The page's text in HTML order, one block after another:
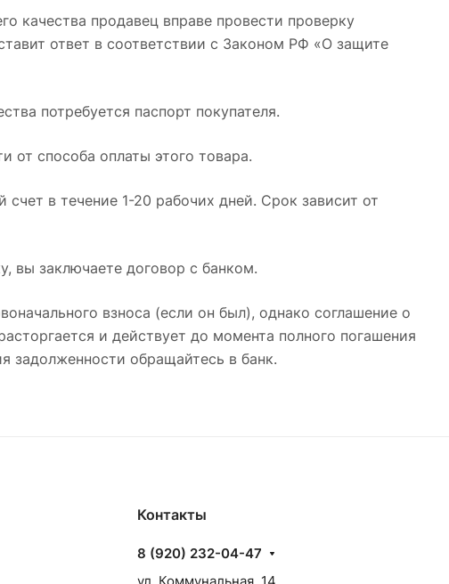
качества продавец вправе провести проверку
ответ в соответствии с Законом РФ «О защите
потребуется паспорт покупателя.
от способа оплаты этого товара.
в течение 1-20 рабочих дней. Срок зависит от
вы заключаете договор с банком.
взноса (если он был), однако соглашение о
и действует до момента полного погашения
задолженности обращайтесь в банк.
Контакты
8 (920) 232-04-47